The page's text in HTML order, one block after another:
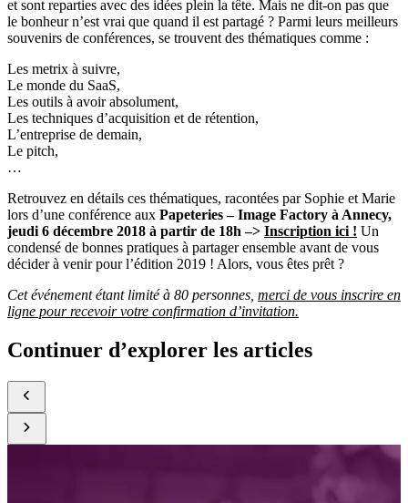
et sont reparties avec des idées plein la tête. Mais ne dit-on pas que
le bonheur n’est vrai que quand il est partagé ? Parmi leurs meilleurs
souvenirs de conférences, se trouvent des thématiques comme :
Les metrix à suivre,
Le monde du SaaS,
Les outils à avoir absolument,
Les techniques d’acquisition et de rétention,
L’entreprise de demain,
Le pitch,
…
Retrouvez en détails ces thématiques, racontées par Sophie et Marie
lors d’une conférence aux Papeteries – Image Factory à Annecy,
jeudi 6 décembre 2018 à partir de 18h –> Inscription ici ! Un
condensé de bonnes pratiques à partager ensemble avant de vous
décider à venir pour l’édition 2019 ! Alors, vous êtes prêt ?
Cet événement étant limité à 80 personnes, merci de vous inscrire en
ligne pour recevoir votre confirmation d’invitation.
Continuer d’explorer les articles